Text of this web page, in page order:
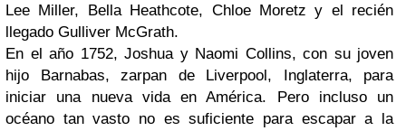
Lee Miller, Bella Heathcote, Chloe Moretz y el recién
llegado Gulliver McGrath.
En el año 1752, Joshua y Naomi Collins, con su joven
hijo Barnabas, zarpan de Liverpool, Inglaterra, para
iniciar una nueva vida en América. Pero incluso un
océano tan vasto no es suficiente para escapar a la